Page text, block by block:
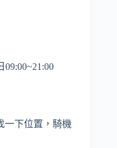
09:00~21:00
一下位置，騎機